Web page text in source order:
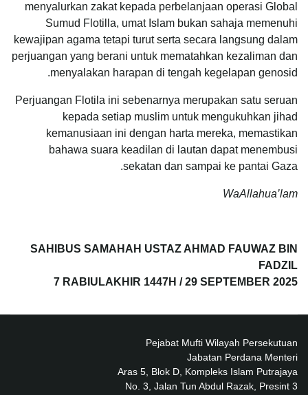
menyalurkan zakat kepada perbelanjaan operasi Global
Sumud Flotilla, umat Islam bukan sahaja memenuhi
kewajipan agama tetapi turut serta secara langsung dalam
perjuangan yang berani untuk mematahkan kezaliman dan
menyalakan harapan di tengah kegelapan genosid.
Perjuangan Flotila ini sebenarnya merupakan satu seruan
kepada setiap muslim untuk mengukuhkan jihad
kemanusiaan ini dengan harta mereka, memastikan
bahawa suara keadilan di lautan dapat menembusi
sekatan dan sampai ke pantai Gaza.
WaAllahua’lam
SAHIBUS SAMAHAH USTAZ AHMAD FAUWAZ BIN
FADZIL
7 RABIULAKHIR 1447H / 29 SEPTEMBER 2025
Pejabat Mufti Wilayah Persekutuan
Jabatan Perdana Menteri
Aras 5, Blok D, Kompleks Islam Putrajaya
No. 3, Jalan Tun Abdul Razak, Presint 3